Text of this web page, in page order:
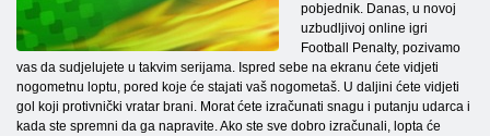
pobjednik. Danas, u novoj
uzbudljivoj online igri
Football Penalty, pozivamo
vas da sudjelujete u takvim serijama. Ispred sebe na ekranu ćete vidjeti
nogometnu loptu, pored koje će stajati vaš nogometaš. U daljini ćete vidjeti
gol koji protivnički vratar brani. Morat ćete izračunati snagu i putanju udarca i
kada ste spremni da ga napravite. Ako ste sve dobro izračunali, lopta će